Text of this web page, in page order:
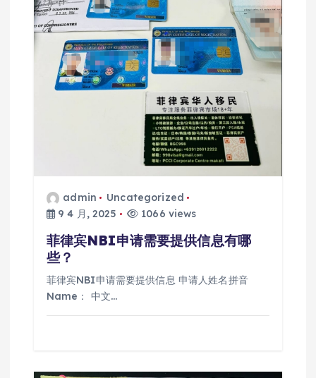
admin
Uncategorized
9 4 月, 2025
1066 views
菲律宾NBI申请需要提供信息有哪
些？
菲律宾NBI申请需要提供信息 申请人姓名拼音
Name： 中文…